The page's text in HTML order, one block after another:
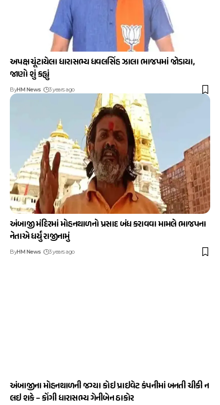
અપક્ષ ચૂંટાયેલા ધારાસભ્ય ધવલસિંહ ઝાલા ભાજપમાં જોડાયા,
જાણો શું કહ્યું
ByHM News 3 years ago
અંબાજી મંદિરમાં મોહનથાળનો પ્રસાદ બંધ કરાવવા મામલે ભાજપના
નેતાએ ધર્યું રાજીનામું
ByHM News 3 years ago
અંબાજીના મોહનથાળની જગ્યા કોઇ પ્રાઇવેટ કંપનીમાં બનતી ચીકી ન
લઇ શકે – કોંગી ધારાસભ્ય ગેનીબેન ઠાકોર